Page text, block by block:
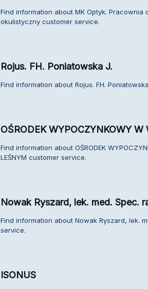
Find information about MK Optyk. Pracownia
okulistyczny customer service.
Rojus. FH. Poniatowska J.
Find information about Rojus. FH.
OŚRODEK WYPOCZYNKOWY
Find information about OŚRODEK
LEŚNYM customer service.
Nowak Ryszard, lek. med. Spec.
Find information about Nowak Ryszard, lek.
service.
ISONUS